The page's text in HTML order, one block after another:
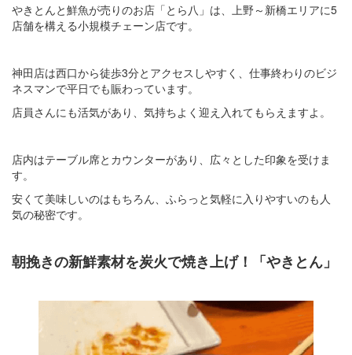
やきとんと鮮魚が売りのお店「とら八」は、上野～新橋エリアに5
店舗を構える小規模チェーン店です。
神田店は西口から徒歩3分とアクセスしやすく、仕事終わりのビジ
ネスマンで平日でも賑わっています。
店員さんにも活気があり、気持ちよく迎え入れてもらえますよ。
店内はテーブル席とカウンターがあり、広々とした印象を受けま
す。
安くて美味しいのはもちろん、ふらっと気軽に入りやすいのも人
気の秘密です。
朝挽きの新鮮素材を炭火で焼き上げ！「やきとん」